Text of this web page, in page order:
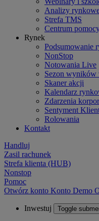
Analizy
Strefa TMS
Centrum
Rynek
Podsumowanie
NonStop
Notowania Live
Sezon wyników
Skaner akcji
Kalendarz
Zdarzenia
Sentyment
Rolowania
Kontakt
Handluj
Zasil rachunek
Strefa klienta (HUB)
Nonstop
Pomoc
Otwórz konto Konto Demo
Inwestuj Toggle